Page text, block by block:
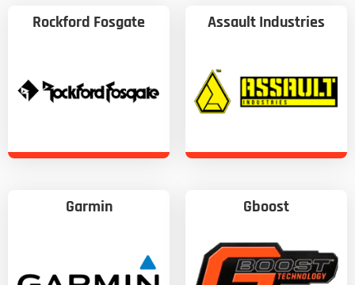
Rockford Fosgate Assault Industries
Garmin Gboost